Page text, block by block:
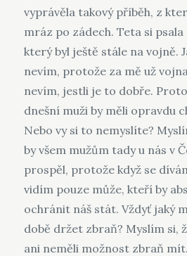
vyprávěla takový příběh, z
mráz po zádech. Teta si
který byl ještě stále na vojně.
nevím, protože za mě už
nevím, jestli je to dobře.
dnešní muži by měli opravdu
Nebo vy si to nemyslíte?
by všem mužům tady u nás v
prospěl, protože když se
vidím pouze může, kteří by
ochránit náš stát. Vždyť jaký
době držet zbraň? Myslím si,
ani neměli možnost zbraň mít.